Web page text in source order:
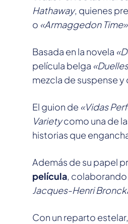
Hathaway, quienes
o «Armaggedon Time»
Basada en la novela
película belga
mezcla de suspense y
El guion de «Vidas
Varietycomo una de
historias que
Además de su papel
película,
Jacques-Henri
Con un reparto